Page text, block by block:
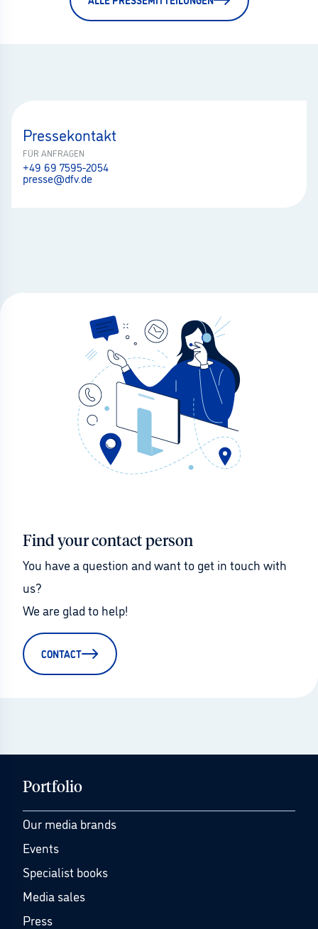
Pressekontakt
FÜR ANFRAGEN
+49 69 7595-2054
presse@dfv.de
Find your contact person
You have a question and want to get in touch with
us?
We are glad to help!
CONTACT
Portfolio
Our media brands
Events
Specialist books
Media sales
Press